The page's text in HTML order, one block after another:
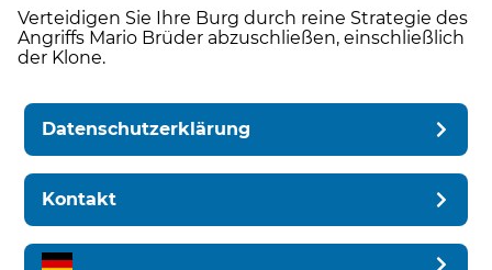
Verteidigen Sie Ihre Burg durch reine Strategie des
Angriffs Mario Brüder abzuschließen, einschließlich
der Klone.
Datenschutzerklärung
Kontakt